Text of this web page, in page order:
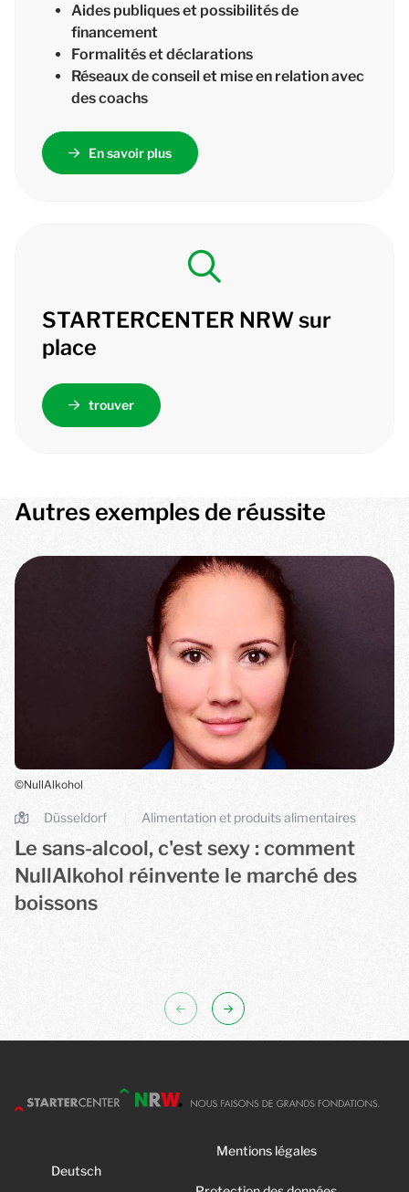
Aides publiques et possibilités de
financement
Formalités et déclarations
Réseaux de conseil et mise en relation avec
des coachs
En savoir plus
STARTERCENTER NRW sur
place
trouver
Autres exemples de réussite
©NullAlkohol
Düsseldorf Alimentation et produits alimentaires
Le sans-alcool, c'est sexy : comment
NullAlkohol réinvente le marché des
boissons
Deutsch
Mentions légales